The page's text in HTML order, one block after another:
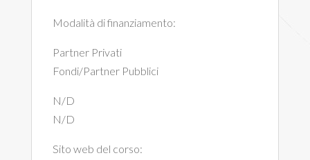
Modalità di finanziamento:
Partner Privati
Fondi/Partner Pubblici
N/D
N/D
Sito web del corso: